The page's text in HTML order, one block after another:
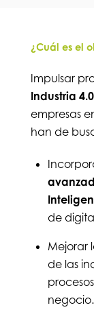
¿Cuál es el
Impulsar
Industria 4.0
empresas
han de
de
Mejorar
de las
negocio.